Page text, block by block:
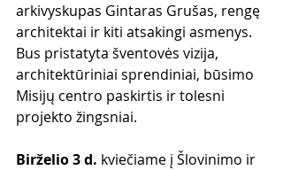
arkivyskupas Gintaras Grušas, rengę
architektai ir kiti atsakingi asmenys.
Bus pristatyta šventovės vizija,
architektūriniai sprendiniai, būsimo
Misijų centro paskirtis ir tolesni
projekto žingsniai.
Birželio 3 d. kviečiame į Šlovinimo ir